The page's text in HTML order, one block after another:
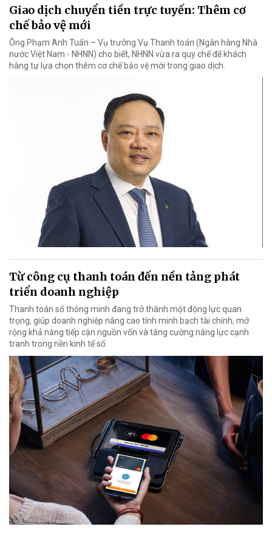
Giao dịch chuyển tiền trực tuyến: Thêm cơ
chế bảo vệ mới
Ông Phạm Anh Tuấn – Vụ trưởng Vụ Thanh toán (Ngân hàng Nhà
nước Việt Nam - NHNN) cho biết, NHNN vừa ra quy chế để khách
hàng tự lựa chọn thêm cơ chế bảo vệ mới trong giao dịch.
Từ công cụ thanh toán đến nền tảng phát
triển doanh nghiệp
Thanh toán số thông minh đang trở thành một động lực quan
trọng, giúp doanh nghiệp nâng cao tính minh bạch tài chính, mở
rộng khả năng tiếp cận nguồn vốn và tăng cường năng lực cạnh
tranh trong nền kinh tế số.